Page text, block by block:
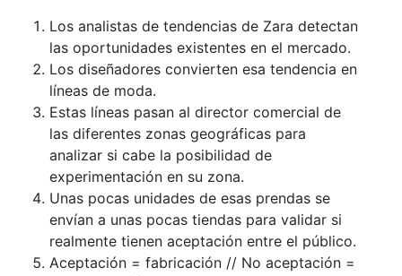
Los analistas de tendencias de Zara detectan
las oportunidades existentes en el mercado.
Los diseñadores convierten esa tendencia en
líneas de moda.
Estas líneas pasan al director comercial de
las diferentes zonas geográficas para
analizar si cabe la posibilidad de
experimentación en su zona.
Unas pocas unidades de esas prendas se
envían a unas pocas tiendas para validar si
realmente tienen aceptación entre el público.
Aceptación = fabricación // No aceptación =